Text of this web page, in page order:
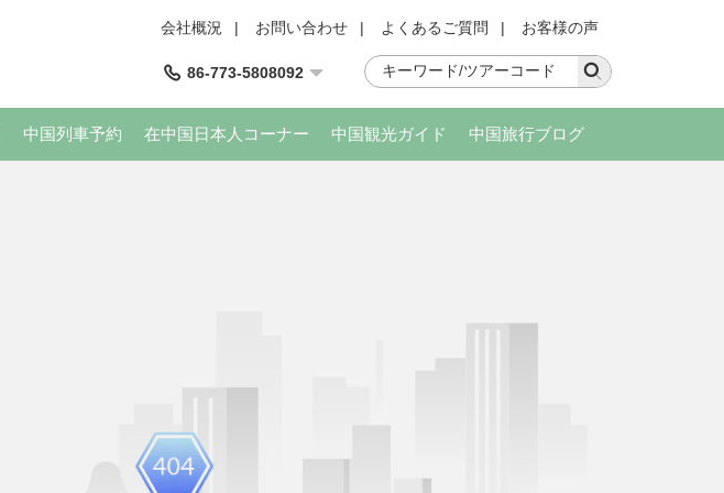
会社概況 | お問い合わせ | よくあるご質問 | お客様の声
86-773-5808092
中国列車予約 在中国日本人コーナー 中国観光ガイド 中国旅行ブログ